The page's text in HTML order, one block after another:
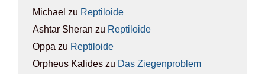
Michael zu Rep­ti­lo­ide
Ashtar Sheran zu Rep­ti­lo­ide
Oppa zu Rep­ti­lo­ide
Orpheus Kalides zu Das Zie­gen­pro­blem